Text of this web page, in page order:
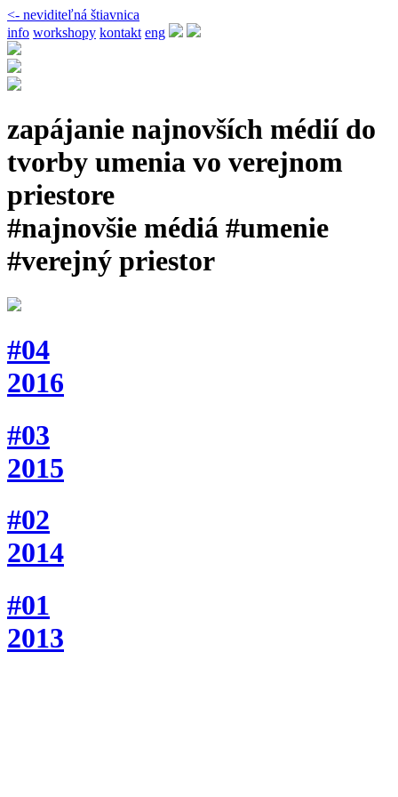
<- neviditeľná štiavnica
info workshopy kontakt eng
zapájanie najnovších médií do
tvorby umenia vo verejnom
priestore
#najnovšie médiá #umenie
#verejný priestor
#04
2016
#03
2015
#02
2014
#01
2013